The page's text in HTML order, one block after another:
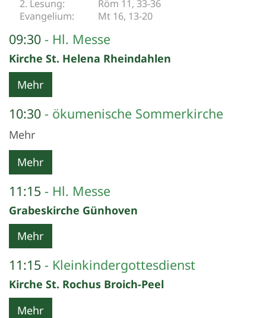
Röm 11, 33-36
Mt 16, 13-20
09:30 Hl. Messe
Kirche St. Helena Rheindahlen
Mehr
10:30 ökumenische Sommerkirche
Mehr
Mehr
11:15 Hl. Messe
Grabeskirche Günhoven
Mehr
11:15 Kleinkindergottesdienst
Kirche St. Rochus Broich-Peel
Mehr